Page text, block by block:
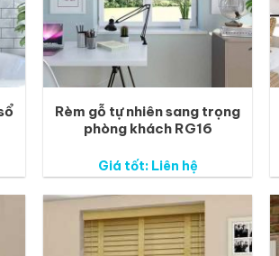
Rèm gỗ tự nhiên sang trọng
phòng khách RG16
Giá tốt: Liên hệ